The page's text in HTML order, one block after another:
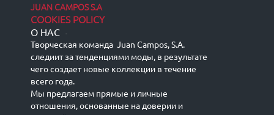
JUAN CAMPOS S.A
COOKIES POLICY
О НАС -
Творческая команда Juan Campos, S.A.
следиит за тенденциями моды, в результате
чего создает новые коллекции в течение
всего года.
Мы предлагаем прямые и личные
отношения, основанные на доверии и